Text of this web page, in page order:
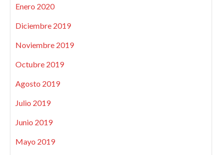
Enero 2020
Diciembre 2019
Noviembre 2019
Octubre 2019
Agosto 2019
Julio 2019
Junio 2019
Mayo 2019